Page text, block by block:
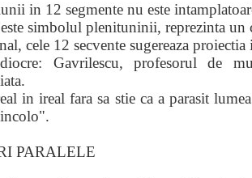
in 12 segmente nu este
simbolul plenituninii, reprezinta un
cele 12 secvente sugereaza
Gavrilescu, profesorul de
in ireal fara sa stie ca a parasit
PARALELE